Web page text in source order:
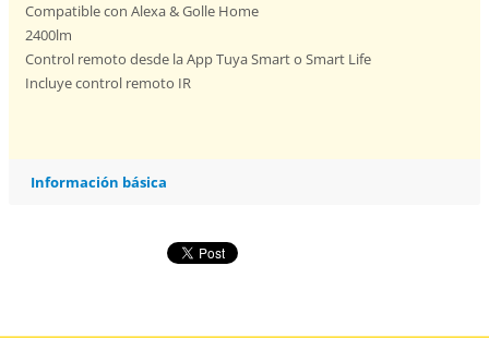
Compatible con Alexa & Golle Home
2400lm
Control remoto desde la App Tuya Smart o Smart Life
Incluye control remoto IR
Información básica